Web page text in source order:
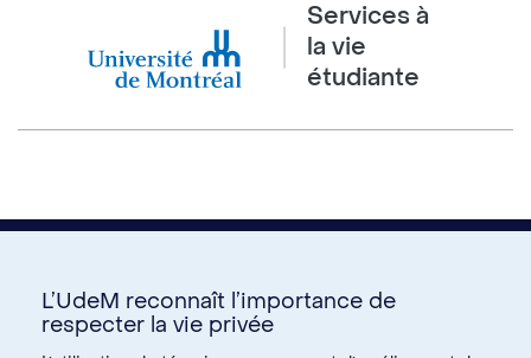
Services à
la vie
étudiante
Nous joindre
L’UdeM reconnaît l’importance de
respecter la vie privée